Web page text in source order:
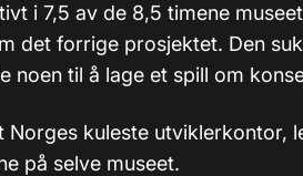
i 7,5 av de 8,5 timene
det forrige prosjektet. Den
noen til å lage et spill om
Norges kuleste utviklerkontor,
på selve museet.